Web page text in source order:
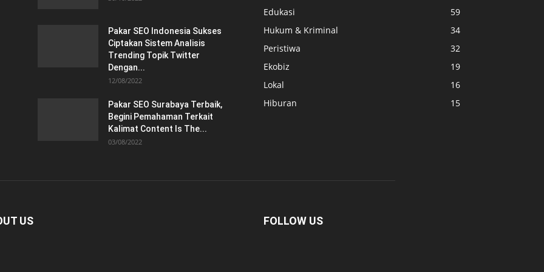
Pakar SEO Indonesia Sukses
Ciptakan Sistem Analisis
Trending Topik Twitter
Dengan...
12/08/2022
Pakar SEO Surabaya Terbaik,
Begini Pemahaman Terkait
Kalimat Content Is The...
03/08/2022
Edukasi
59
Hukum & Kriminal
34
Peristiwa
32
Ekobiz
19
Lokal
16
Hiburan
15
US FOLLOW US